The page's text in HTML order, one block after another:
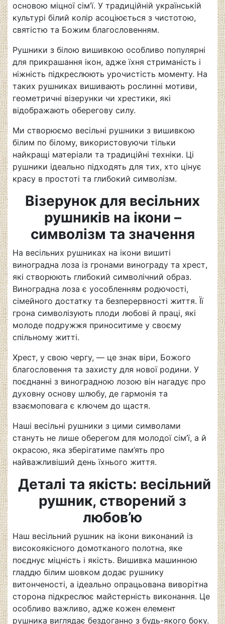
основою міцної сім’ї. У традиційній українській
культурі білий колір асоціюється з чистотою,
святістю та Божим благословенням.
Рушники з білою вишивкою особливо популярні
для прикрашання ікон, адже їхня стриманість і
ніжність підкреслюють урочистість моменту. На
таких рушниках вишивають рослинні мотиви,
геометричні візерунки чи хрестики, які
відображають оберегову силу.
Ми створюємо весільні рушники з вишивкою
білим по білому, використовуючи тільки
найкращі матеріали та традиційні техніки. Ці
рушники ідеально підходять для тих, хто цінує
красу в простоті та глибокий символізм.
Візерунок для весільних
рушників на ікони –
символізм та значення
На весільних рушниках на ікони вишиті
виноградна лоза із гронами винограду та хрест,
які створюють глибокий символічний образ.
Виноградна лоза є уособленням родючості,
сімейного достатку та безперервності життя. Її
грона символізують плоди любові й праці, які
молоде подружжя приноситиме у своєму
спільному житті.
Хрест, у свою чергу, — це знак віри, Божого
благословення та захисту для нової родини. У
поєднанні з виноградною лозою він нагадує про
духовну основу шлюбу, де гармонія та
взаємоповага є ключем до щастя.
Наші весільні рушники з цими символами
стануть не лише оберегом для молодої сім’ї, а й
окрасою, яка зберігатиме пам’ять про
найважливіший день їхнього життя.
Деталі та якість: весільний
рушник, створений з
любов’ю
Наш весільний рушник на ікони виконаний із
високоякісного домотканого полотна, яке
поєднує міцність і якість. Вишивка машинною
гладдю білим шовком додає рушнику
витонченості, а ідеально опрацьована виворітна
сторона підкреслює майстерність виконання. Це
особливо важливо, адже кожен елемент
рушника виглядає бездоганно з будь-якого боку.